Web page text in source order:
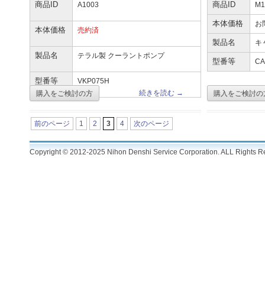
商品ID A1003
本体価格 売約済
製品名 テラル製 クーラントポンプ
型番等
VKP075H
続きを読む →
商品ID
本体価格 お
製品名 キ
型番等
前のページ 1 2 3 4 次のページ
Copyright © 2012-2025 Nihon Denshi Service Corporation. ALL Rights